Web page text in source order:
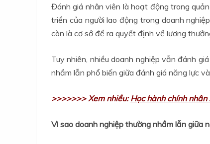
Đánh giá nhân viên là hoạt động trong
triển của người lao động trong doanh
còn là cơ sở để ra quyết định về lương
Tuy nhiên, nhiều doanh nghiệp vẫn đánh
nhầm lẫn phổ biến giữa đánh giá năng lực
>>>>>>> Xem nhiều:Học hành chính
Vì sao doanh nghiệp thường nhầm lẫn giữa